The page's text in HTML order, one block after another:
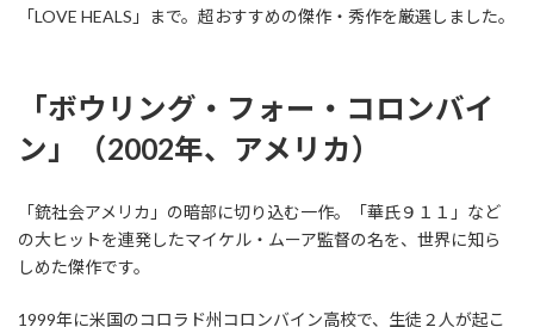
「LOVE HEALS」まで。超おすすめの傑作・秀作を厳選しました。
「ボウリング・フォー・コロンバイ
ン」（2002年、アメリカ）
「銃社会アメリカ」の暗部に切り込む一作。「華氏９１１」など
の大ヒットを連発したマイケル・ムーア監督の名を、世界に知ら
しめた傑作です。
1999年に米国のコロラド州コロンバイン高校で、生徒２人が起こ